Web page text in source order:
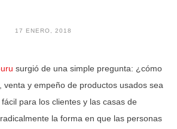
17 ENERO, 2018
surgió de una simple pregunta: ¿cómo
venta y empeño de productos usados ​​sea
para los clientes y las casas de
la forma en que las personas